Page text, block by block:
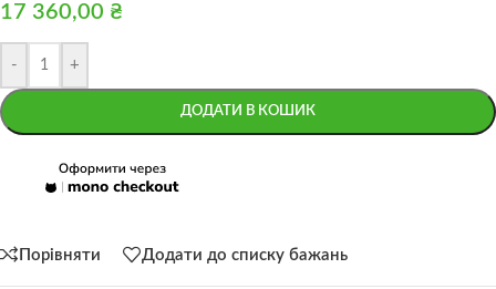
17 360,00 ₴
- +
ДОДАТИ В КОШИК
Порівняти Додати до списку бажань